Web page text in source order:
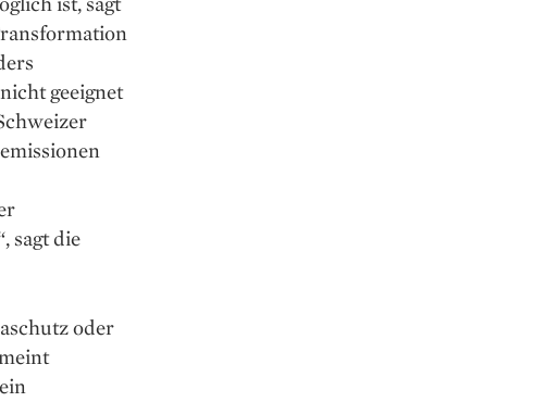
geeignet
sagt die
oder